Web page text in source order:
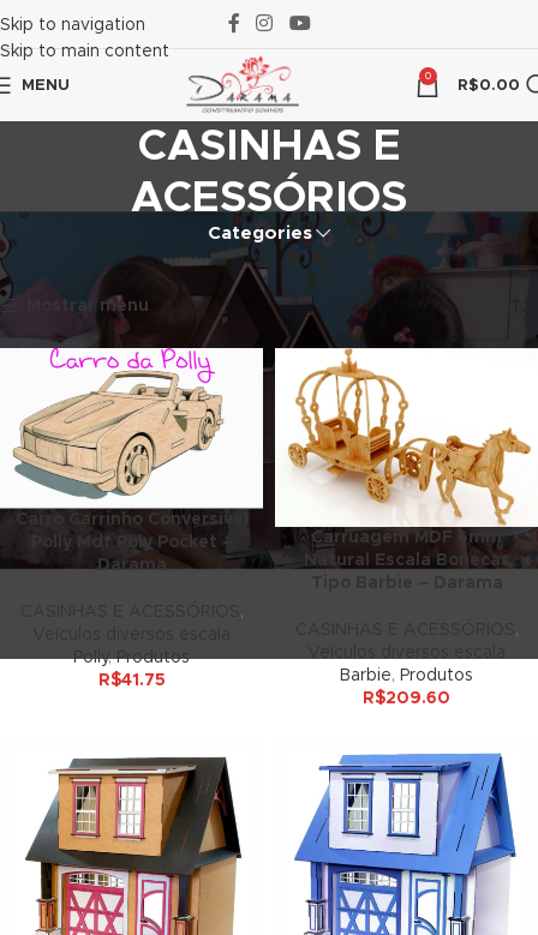
Skip to navigation
Skip to main content
MENU
0
R$0.00
CASINHAS E
ACESSÓRIOS
Categories
Início CASINHAS E ACESSÓRIOS Exibindo 1–12 de 176 resultados
Mostrar menu
Carro Carrinho Conversível
Polly Mdf Poly Pocket –
Darama
,
Polly,Produtos
R$41.75
Carruagem MDF 6mm
Natural Escala Bonecas
,
Barbie, Produtos
R$209.60